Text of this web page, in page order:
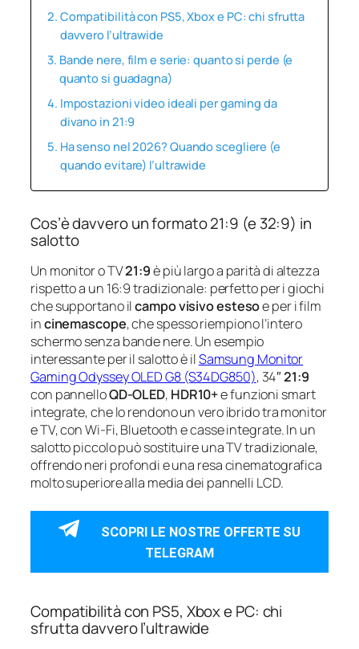
Compatibilità con PS5, Xbox e PC: chi sfrutta
davvero l’ultrawide
Bande nere, film e serie: quanto si perde (e
quanto si guadagna)
Impostazioni video ideali per gaming da
divano in 21:9
Ha senso nel 2026? Quando scegliere (e
quando evitare) l’ultrawide
Cos’è davvero un formato 21:9 (e 32:9) in
salotto
Un monitor o TV21:9è più largo a parità di altezza
rispetto a un 16:9 tradizionale: perfetto per i giochi
che supportano ilcampo visivo estesoe per i film
incinemascope, che spesso riempiono l’intero
schermo senza bande nere. Un esempio
interessante per il salotto è ilSamsung Monitor
Gaming Odyssey OLED G8 (S34DG850), 34″21:9
con pannelloQD‑OLED, HDR10+e funzioni smart
integrate, che lo rendono un vero ibrido tra monitor
e TV, con Wi‑Fi, Bluetooth e casse integrate. In un
salotto piccolo può sostituire una TV tradizionale,
offrendo neri profondi e una resa cinematografica
molto superiore alla media dei pannelli LCD.
SCOPRI LE NOSTRE OFFERTE SU
TELEGRAM
Compatibilità con PS5, Xbox e PC: chi
sfrutta davvero l’ultrawide